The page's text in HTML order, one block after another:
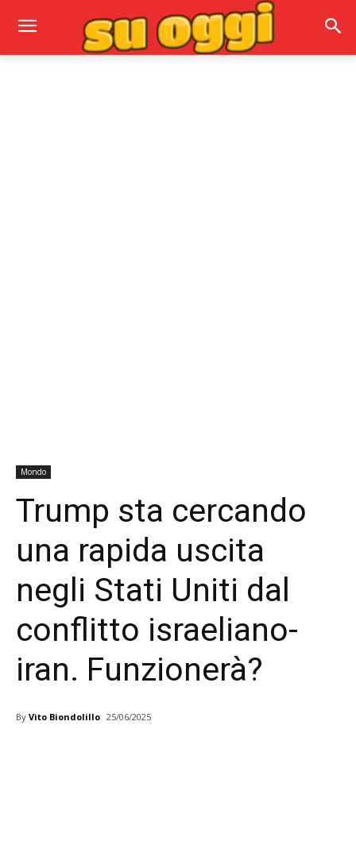
Mondo
Trump sta cercando
una rapida uscita
negli Stati Uniti dal
conflitto israeliano-
iran. Funzionerà?
By Vito Biondolillo 25/06/2025